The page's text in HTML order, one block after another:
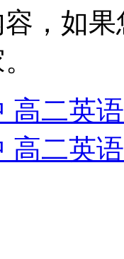
，如
高二英
高二英